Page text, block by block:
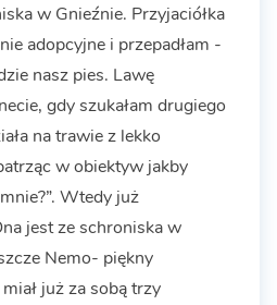
w Gnieźnie. Przyjaciółka
adopcyjne i przepadłam -
nasz pies. Lawę
gdy szukałam drugiego
na trawie z lekko
w obiektyw jakby
Wtedy już
jest ze schroniska w
Nemo- piękny
już za sobą trzy